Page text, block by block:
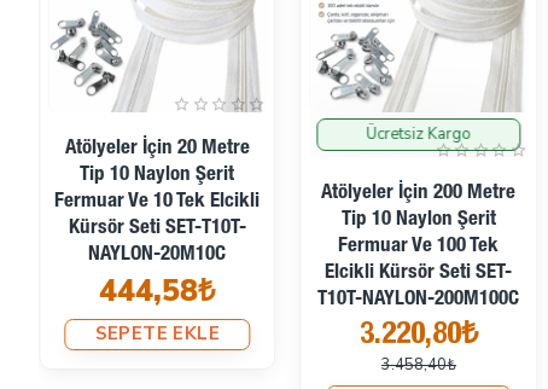
Sıkça Sorulan Sorular
Bu setin içeriği nedir?
100 metre T10 naylon şerit
Hangi projelerde kullanılabilir?Çanta, kılıf ve diğer
Fermuarın uzunluğu nedir?Set toplamda 100 metre
Atölyenizde kullanabileceğiniz bu kaliteliTekstil
Atölyeler İçin 20 Metre
Tip 10 Naylon Şerit
Fermuar Ve 10 Tek Elcikli
Kürsör Seti SET-T10T-
NAYLON-20M10C
444,58₺
SEPETE EKLE
İndirimde
Ücretsiz Kargo
Atölyeler İçin 200 Metre
Tip 10 Naylon Şerit
Fermuar Ve 100 Tek
Elcikli Kürsör Seti SET-
T10T-NAYLON-200M100C
3.220,80₺
3.458,40₺